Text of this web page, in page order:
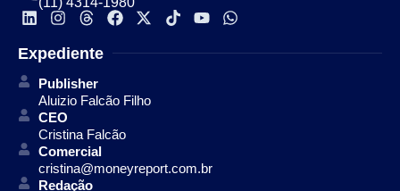
Expediente
Publisher
Aluizio Falcão Filho
CEO
Cristina Falcão
Comercial
cristina@moneyreport.com.br
Redação